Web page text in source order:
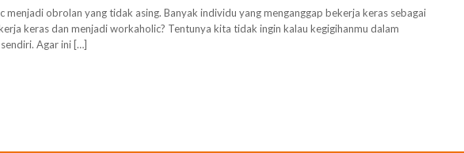
obrolan yang tidak asing. Banyak individu yang menganggap bekerja keras sebagai
keras dan menjadi workaholic? Tentunya kita tidak ingin kalau kegigihanmu dalam
Agar ini […]